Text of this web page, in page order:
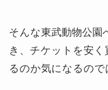
そんな東武動物公園
き、チケットを安く
るのか気になるので